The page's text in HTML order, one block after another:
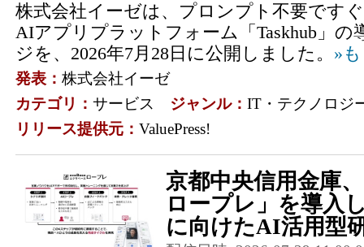
株式会社イーゼは、プロンプト不要です
AIアプリプラットフォーム「Taskhub」の
ジを、2026年7月28日に公開しました。 »
発表： 株式会社イーゼ
カテゴリ： サービス ジャンル： IT・テクノロジ
リリース提供元： ValuePress!
京都中央信用金庫
ロープレ」を導入
に向けたAI活用型